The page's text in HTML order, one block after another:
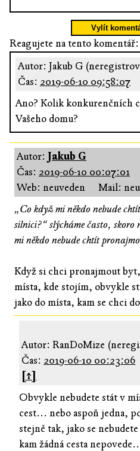
Vylít
Reagujete na tento komentář:
Autor: Jakub G
Čas: 2019-06-10 09:58:07
Ano? Kolik konkurenčních
Vašeho domu?
Autor: Jakub G
Čas: 2019-06-10 00:07:01
Web: neuveden
Mail:
„Co když mi někdo nebude
silnici?“ slýcháme často,
mi někdo nebude chtít
Když si chci pronajmout
místa, kde stojím, obvykle
jako do místa, kam se chci
Autor: RanDoMize
Čas: 2019-06-10 00:23:06
[↑]
Obvykle nebudete stát v
cest... nebo aspoň jedna,
stejně tak, jako se
kam žádná cesta